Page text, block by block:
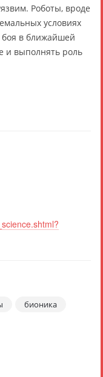
Роботы, вроде
условиях
боя в ближайшей
и выполнять роль
бионика